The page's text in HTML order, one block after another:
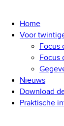
Home
Voor
Focus
Focus
Nieuws
Download
Praktische